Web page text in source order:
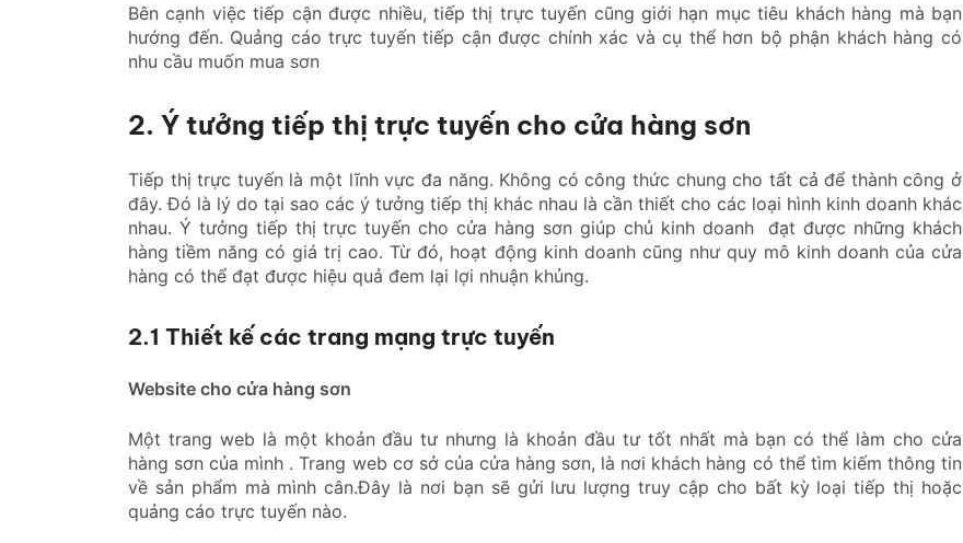
Bên cạnh việc tiếp cận được nhiều, tiếp thị trực tuyến cũng giới hạn mục tiêu khách hàng mà bạn
hướng đến. Quảng cáo trực tuyến tiếp cận được chính xác và cụ thể hơn bộ phận khách hàng có
nhu cầu muốn mua sơn
2. Ý tưởng tiếp thị trực tuyến cho cửa hàng sơn
Tiếp thị trực tuyến là một lĩnh vực đa năng. Không có công thức chung cho tất cả để thành công ở
đây. Đó là lý do tại sao các ý tưởng tiếp thị khác nhau là cần thiết cho các loại hình kinh doanh khác
nhau. Ý tưởng tiếp thị trực tuyến cho cửa hàng sơn giúp chủ kinh doanh đạt được những khách
hàng tiềm năng có giá trị cao. Từ đó, hoạt động kinh doanh cũng như quy mô kinh doanh của cửa
hàng có thể đạt được hiệu quả đem lại lợi nhuận khủng.
2.1 Thiết kế các trang mạng trực tuyến
Website cho cửa hàng sơn
Một trang web là một khoản đầu tư nhưng là khoản đầu tư tốt nhất mà bạn có thể làm cho cửa
hàng sơn của mình . Trang web cơ sở của cửa hàng sơn, là nơi khách hàng có thể tìm kiếm thông tin
về sản phẩm mà mình cân.Đây là nơi bạn sẽ gửi lưu lượng truy cập cho bất kỳ loại tiếp thị hoặc
quảng cáo trực tuyến nào.